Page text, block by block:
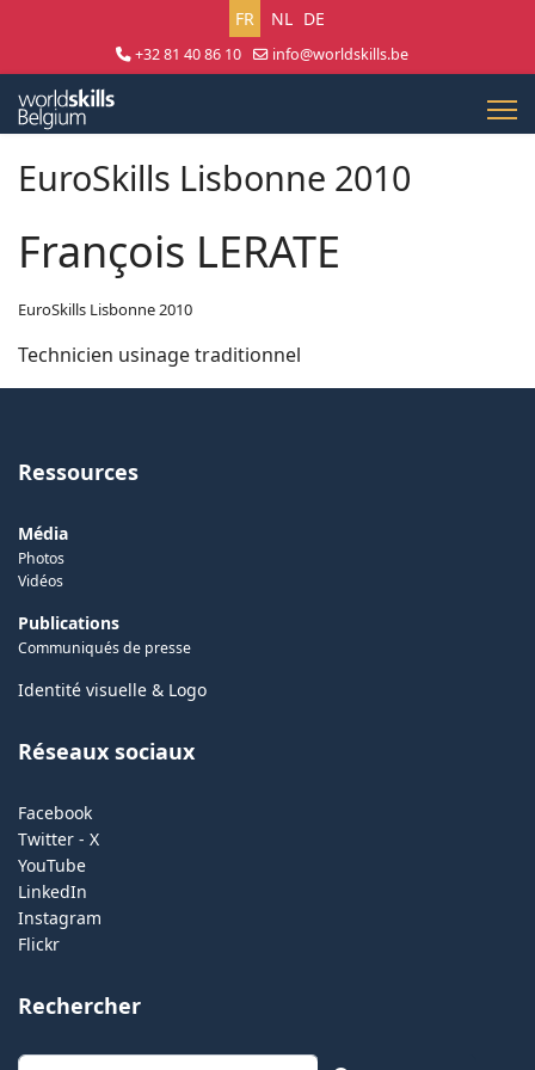
Sélectionnez votre langue
FR NL DE
+32 81 40 86 10
info@worldskills.be
EuroSkills Lisbonne 2010
François LERATE
EuroSkills Lisbonne 2010
Technicien usinage traditionnel
Ressources
Média
Photos
Vidéos
Publications
Communiqués de presse
Identité visuelle & Logo
Réseaux sociaux
Facebook
Twitter - X
YouTube
LinkedIn
Instagram
Flickr
Rechercher